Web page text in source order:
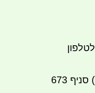
ביט: 052-3214741 או 052-5565936 PAY BOX לטלפון
העברה בנקאית לחשבון 12230 בנק הפועלים (12) סניף 673